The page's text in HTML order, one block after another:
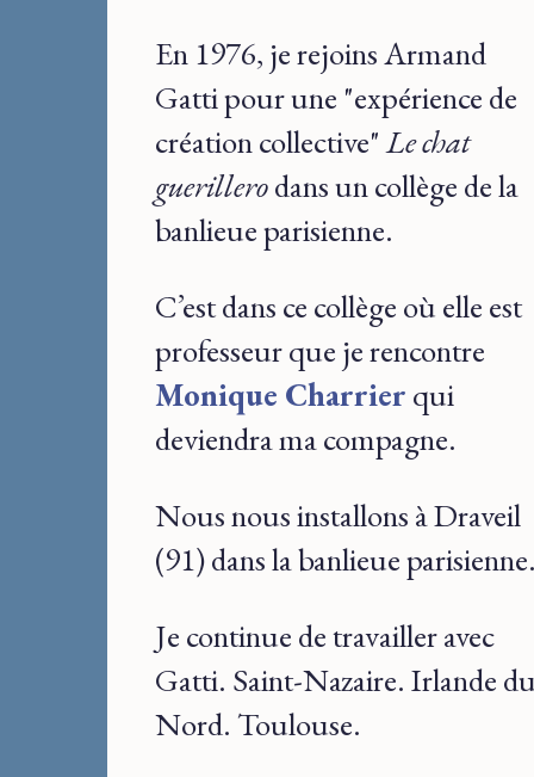
En 1976, je rejoins Armand
Gatti pour une "expérience de
création collective"Le chat
guerillerodans un collège de la
banlieue parisienne.
C’est dans ce collège où elle est
professeur que je rencontre
Monique Charrier qui
deviendra ma compagne.
Nous nous installons à Draveil
(91) dans la banlieue
Je continue de travailler avec
Gatti. Saint-Nazaire. Irlande
Nord. Toulouse.